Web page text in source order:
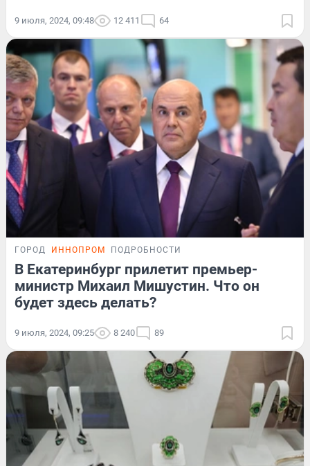
9 июля, 2024, 09:48 12 411 64
ГОРОД ИННОПРОМ ПОДРОБНОСТИ
В Екатеринбург прилетит премьер-
министр Михаил Мишустин. Что он
будет здесь делать?
9 июля, 2024, 09:25 8 240 89